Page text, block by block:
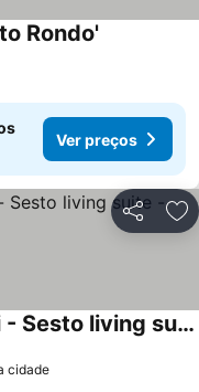
Rondo'
Ver preços
Partilhar
MUG7 - Sesto San Giovanni - Sesto living suite -
cidade